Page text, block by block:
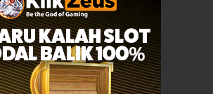
(2026)
,Thriller,